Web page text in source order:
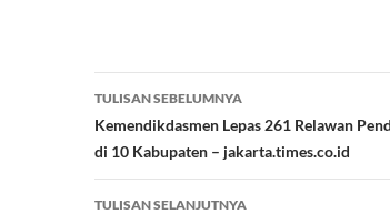
Navigasi
Tulisan
TULISAN SEBELUMNYA
Kemendikdasmen Lepas 261 Relawan
di 10 Kabupaten – jakarta.times.co.id
TULISAN SELANJUTNYA